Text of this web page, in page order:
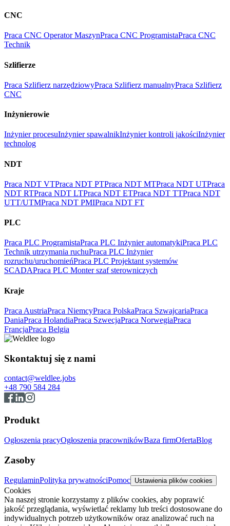
CNC
Praca CNC Operator MaszynPraca CNC ProgramistaPraca CNC
Technik
Szlifierze
Praca Szlifierz narzędziowyPraca Szlifierz manualnyPraca Szlifierz
CNC
Inżynierowie
Inżynier procesuInżynier spawalnikInżynier kontroli jakościInżynier
technolog
NDT
Praca NDT VTPraca NDT PTPraca NDT MTPraca NDT UTPraca
NDT RTPraca NDT LTPraca NDT ETPraca NDT TTPraca NDT
UTT/UTMPraca NDT PMIPraca NDT FT
PLC
Praca PLC ProgramistaPraca PLC Inżynier automatykiPraca PLC
Technik utrzymania ruchuPraca PLC Inżynier
rozruchu/uruchomieńPraca PLC Projektant systemów
SCADAPraca PLC Monter szaf sterowniczych
Kraje
Praca AustriaPraca NiemcyPraca PolskaPraca SzwajcariaPraca
DaniaPraca HolandiaPraca SzwecjaPraca NorwegiaPraca
FrancjaPraca Belgia
Skontaktuj się z nami
contact@weldlee.jobs
+48 790 584 284
Produkt
Ogłoszenia pracyOgłoszenia pracownikówBaza firmOfertaBlog
Zasoby
RegulaminPolityka prywatnościPomoc Ustawienia plików cookies
Cookies
Na naszej stronie korzystamy z plików cookies, aby poprawić
jakość przeglądania, wyświetlać reklamy lub treści dostosowane do
indywidualnych potrzeb użytkowników oraz analizować ruch na